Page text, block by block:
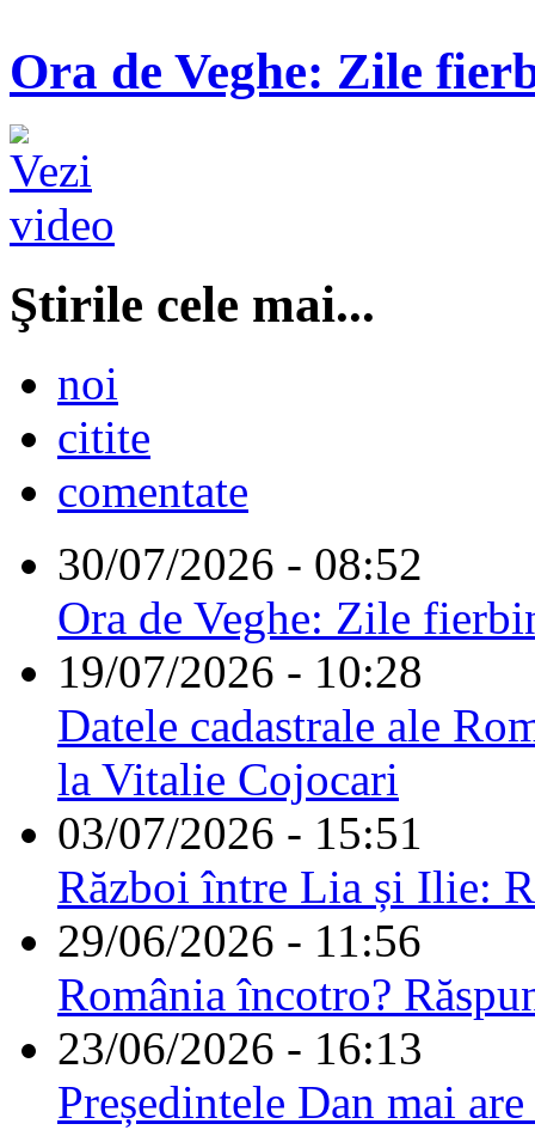
Ora de Veghe: Zile
Ştirile cele mai...
noi
citite
comentate
30/07/2026 - 08:52
Ora de Veghe: Zile
19/07/2026 - 10:28
Datele cadastrale ale
la Vitalie Cojocari
03/07/2026 - 15:51
Război între Lia și Ilie:
29/06/2026 - 11:56
România încotro?
23/06/2026 - 16:13
Președintele Dan mai